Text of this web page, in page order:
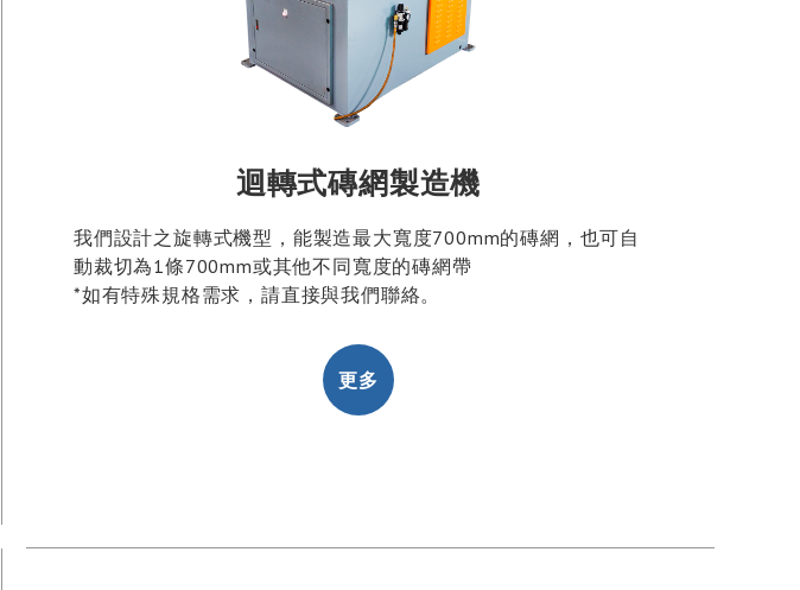
迴轉式磚網製造機
我們設計之旋轉式機型，能製造最大寬度700mm的磚網，也可自
動裁切為1條700mm或其他不同寬度的磚網帶
*如有特殊規格需求，請直接與我們聯絡。
更多